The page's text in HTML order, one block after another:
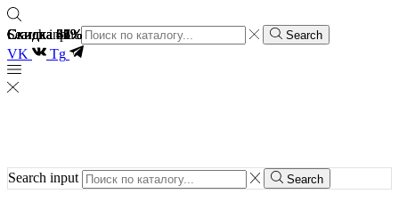
Search input Search
VK Tg
Search input Search
Скидка 51%
Скидка 62%
Скидка 61%
Скидка 26%
Скидка 37%
Скидка 48%